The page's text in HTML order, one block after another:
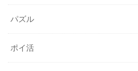
パズル
ポイ活